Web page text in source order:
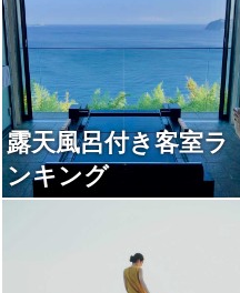
露天風呂付き客室ラ
ンキング